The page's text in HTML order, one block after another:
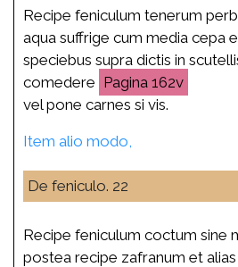
Recipe feniculum tenerum
aqua suffrige cum media cepa
speciebus supra dictis in
comedere
162v
vel pone carnes si vis.
Item alio modo,
De feniculo. 22
Recipe feniculum coctum sine
postea recipe zafranum et